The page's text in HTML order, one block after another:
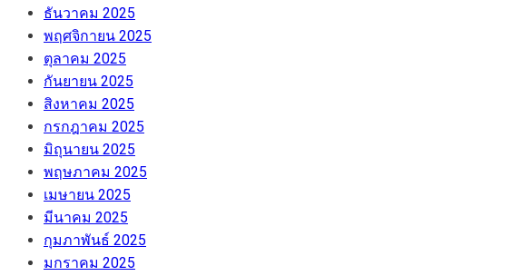
ธันวาคม 2025
พฤศจิกายน 2025
ตุลาคม 2025
กันยายน 2025
สิงหาคม 2025
กรกฎาคม 2025
มิถุนายน 2025
พฤษภาคม 2025
เมษายน 2025
มีนาคม 2025
กุมภาพันธ์ 2025
มกราคม 2025